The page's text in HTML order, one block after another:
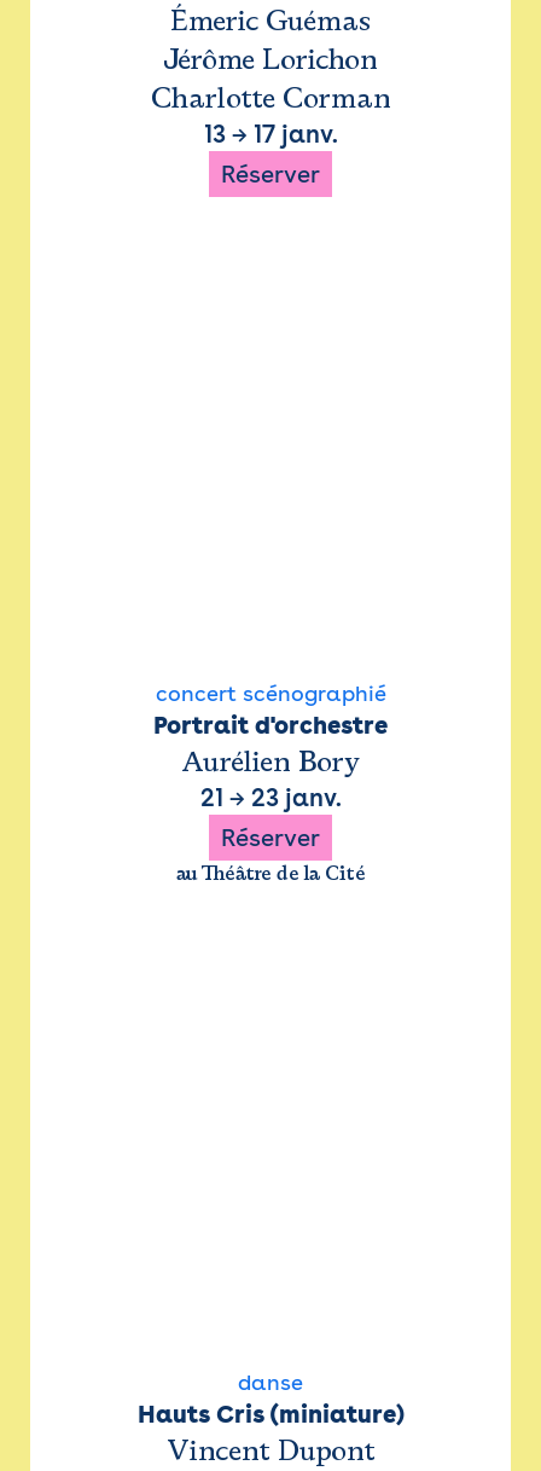
Émeric Guémas
Jérôme Lorichon
Charlotte Corman
13→ 17 janv.
Réserver
concert scénographié
Portrait d'orchestre
Aurélien Bory
21 → 23 janv.
Réserver
au Théâtre de la Cité
danse
Hauts Cris (miniature)
Vincent Dupont